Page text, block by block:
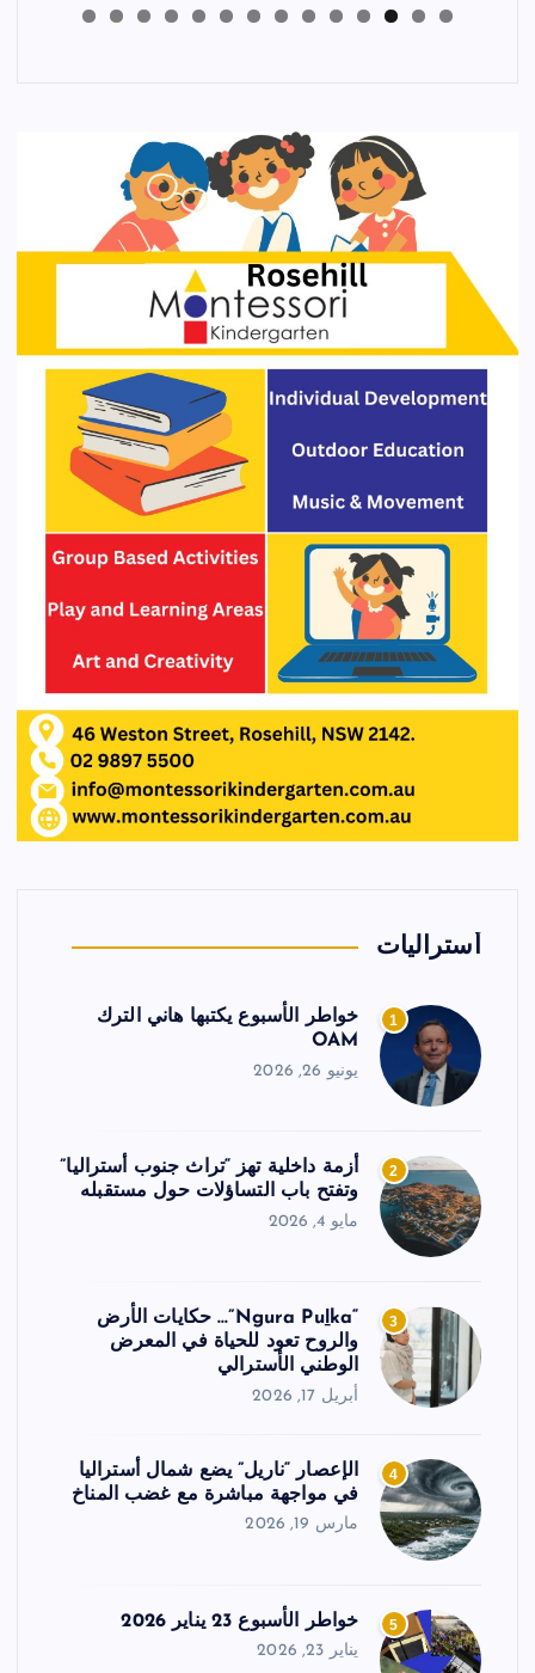
أستراليات
1
خواطر الأسبوع يكتبها هاني الترك
OAM
يونيو 26, 2026
2
أزمة داخلية تهز “تراث جنوب أستراليا”
وتفتح باب التساؤلات حول مستقبله
مايو 4, 2026
3
“Ngura Puḻka”… حكايات الأرض
والروح تعود للحياة في المعرض
الوطني الأسترالي
أبريل 17, 2026
4
الإعصار “ناريل” يضع شمال أستراليا
في مواجهة مباشرة مع غضب المناخ
مارس 19, 2026
5 خواطر الأسبوع 23 يناير 2026
يناير 23, 2026